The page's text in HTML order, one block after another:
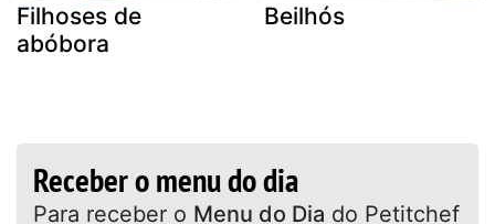
Filhoses de
abóbora
Beilhós
Receber o menu do dia
Para receber o Menu do Dia do Petitchef